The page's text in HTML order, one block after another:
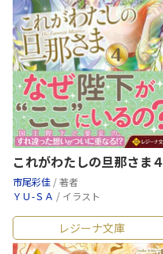
これがわたしの旦那さま４
市尾彩佳 / 著者
ＹＵ-ＳＡ / イラスト
レジーナ文庫